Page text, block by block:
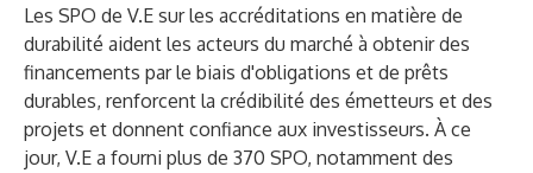
Les SPO de V.E sur les accréditations en matière de
durabilité aident les acteurs du marché à obtenir des
financements par le biais d'obligations et de prêts
durables, renforcent la crédibilité des émetteurs et des
projets et donnent confiance aux investisseurs. À ce
jour, V.E a fourni plus de 370 SPO, notamment des